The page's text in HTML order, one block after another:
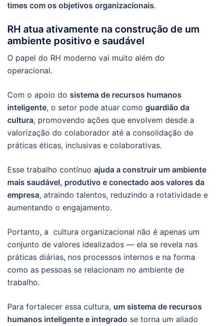
times com os objetivos organizacionais.
RH atua ativamente na construção de um
ambiente positivo e saudável
O papel do RH moderno vai muito além do
operacional.
Com o apoio do sistema de recursos humanos
inteligente, o setor pode atuar como guardião da
cultura, promovendo ações que envolvem desde a
valorização do colaborador até a consolidação de
práticas éticas, inclusivas e colaborativas.
Esse trabalho contínuo ajuda a construir um ambiente
mais saudável, produtivo e conectado aos valores da
empresa, atraindo talentos, reduzindo a rotatividade e
aumentando o engajamento.
Portanto, a cultura organizacional não é apenas um
conjunto de valores idealizados — ela se revela nas
práticas diárias, nos processos internos e na forma
como as pessoas se relacionam no ambiente de
trabalho.
Para fortalecer essa cultura, um sistema de recursos
humanos inteligente e integrado se torna um aliado